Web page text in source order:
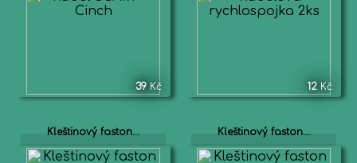
39 Kč 12 Kč
Kleštinový faston... Kleštinový faston...